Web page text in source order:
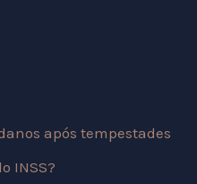
após tempestades
INSS?